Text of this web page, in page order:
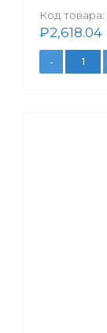
Код товара:
₽2,618.04